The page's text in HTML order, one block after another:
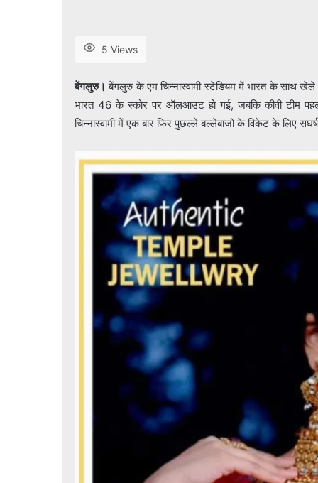
5 Views
बेंगलुरु। बेंगलुरु के एम चिन्नास्वामी स्टेडियम में भारत के साथ
भारत 46 के स्कोर पर ऑलआउट हो गई, जबकि कीवी टीम
चिन्नास्वामी में एक बार फिर पुछल्ले बल्लेबाजों के विकेट के लिए